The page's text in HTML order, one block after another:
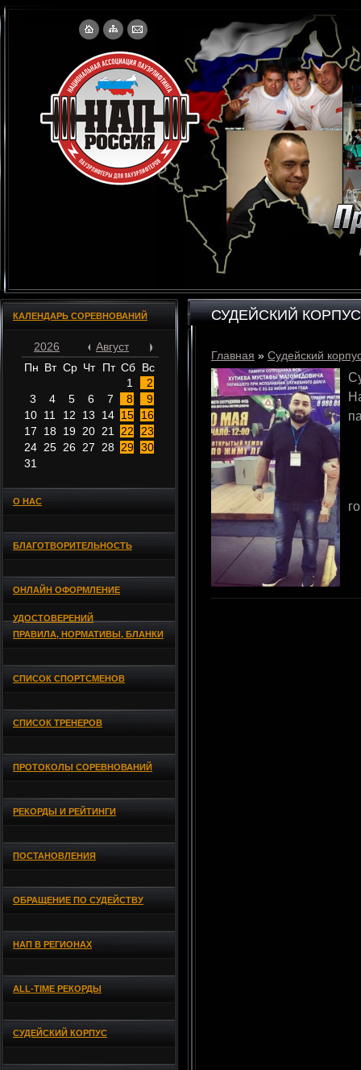
КАЛЕНДАРЬ СОРЕВНОВАНИЙ
2026
Август
Пн Вт Ср Чт Пт Сб Вс
1
2
3
4 5 6 7 8
9
10 11 12 13 14 15
16
17
18 19 20 21 22
23
24 25 26 27 28 29 30
31
О НАС
БЛАГОТВОРИТЕЛЬНОСТЬ
ОНЛАЙН ОФОРМЛЕНИЕ
УДОСТОВЕРЕНИЙ
ПРАВИЛА, НОРМАТИВЫ, БЛАНКИ
СПИСОК СПОРТСМЕНОВ
СПИСОК ТРЕНЕРОВ
ПРОТОКОЛЫ СОРЕВНОВАНИЙ
РЕКОРДЫ И РЕЙТИНГИ
ПОСТАНОВЛЕНИЯ
ОБРАЩЕНИЕ ПО СУДЕЙСТВУ
НАП В РЕГИОНАХ
ALL-TIME РЕКОРДЫ
СУДЕЙСКИЙ КОРПУС
СУДЕЙСКИЙ КОРПУС
Главная » Судейский